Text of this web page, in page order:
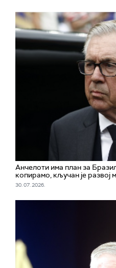
Aнчелоти има план за
копирамо, кључан је развој
30. 07. 2026.